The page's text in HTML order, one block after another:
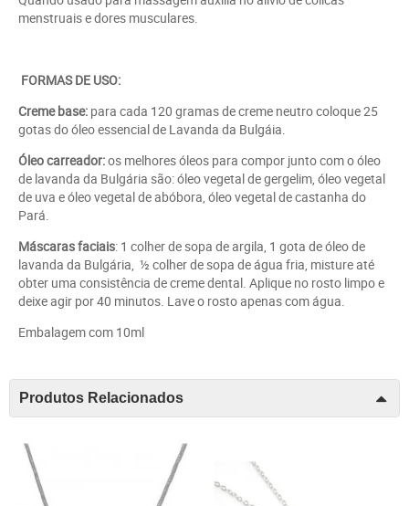
menstruais e dores musculares.
FORMAS DE USO:
Creme base: para cada 120 gramas de creme neutro coloque 25
gotas do óleo essencial de Lavanda da Bulgáia.
Óleo carreador:os melhores óleos para compor junto com o óleo
de lavanda da Bulgária são: óleo vegetal de gergelim, óleo vegetal
de uva e óleo vegetal de abóbora, óleo vegetal de castanha do
Pará.
Máscaras faciais: 1 colher de sopa de argila, 1 gota de óleo de
lavanda da Bulgária, ½ colher de sopa de água fria, misture até
obter uma consistência de creme dental. Aplique no rosto limpo e
deixe agir por 40 minutos. Lave o rosto apenas com água.
Embalagem com 10ml
Produtos Relacionados